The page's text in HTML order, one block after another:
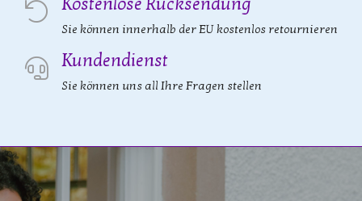
Sie können innerhalb der EU kostenlos retournieren
Kundendienst
Sie können uns all Ihre Fragen stellen